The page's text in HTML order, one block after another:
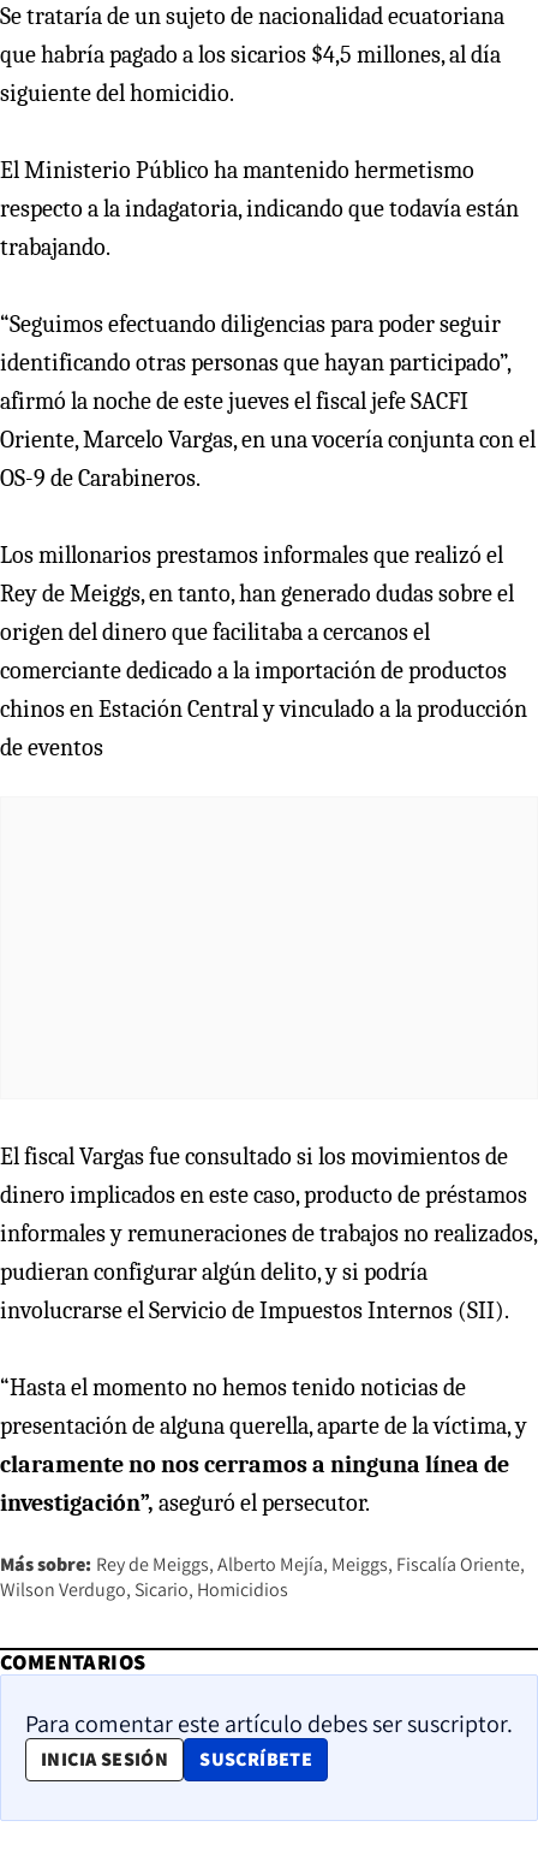
Se trataría de un sujeto de nacionalidad ecuatoriana
que habría pagado a los sicarios $4,5 millones, al día
siguiente del homicidio.
El Ministerio Público ha mantenido hermetismo
respecto a la indagatoria, indicando que todavía están
trabajando.
“Seguimos efectuando diligencias para poder seguir
identificando otras personas que hayan participado”,
afirmó la noche de este jueves el fiscal jefe SACFI
Oriente, Marcelo Vargas, en una vocería conjunta con el
OS-9 de Carabineros.
Los millonarios prestamos informales que realizó el
Rey de Meiggs, en tanto, han generado dudas sobre el
origen del dinero que facilitaba a cercanos el
comerciante dedicado a la importación de productos
chinos en Estación Central y vinculado a la producción
de eventos
El fiscal Vargas fue consultado si los movimientos de
dinero implicados en este caso, producto de préstamos
informales y remuneraciones de trabajos no realizados,
pudieran configurar algún delito, y si podría
involucrarse el Servicio de Impuestos Internos (SII).
“Hasta el momento no hemos tenido noticias de
presentación de alguna querella, aparte de la víctima, y
claramente no nos cerramos a ninguna línea de
investigación”, aseguró el persecutor.
Más sobre: Rey de Meiggs Alberto Mejía Meiggs Fiscalía Oriente
Wilson Verdugo Sicario Homicidios
COMENTARIOS
Para comentar este artículo debes ser suscriptor.
INICIA SESIÓN SUSCRÍBETE
OPENS IN NEW WINDOW